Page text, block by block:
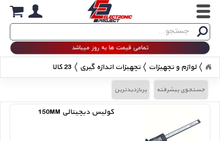
Search
جستجو
تمامی قیمت ها به روز میباشد
لوازم و تجهیزات تجهیزات اندازه گیری 23 کالا
جستجوی پیشرفته پربازدیدترین
150MM کولیس دیجیتالی